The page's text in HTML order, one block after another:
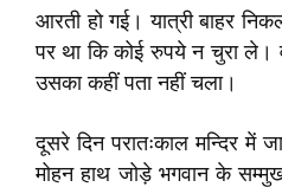
आरती हो गई। यात्री बाहर
पर था कि कोई रुपये न चुरा ले।
उसका कहीं पता नहीं चला।
दूसरे दिन परातःकाल मन्दिर में
मोहन हाथ जोड़े भगवान के